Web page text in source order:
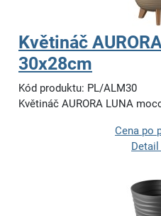
Květináč
30x28cm
Kód produktu: PL/ALM30
Květináč AURORA LUNA
Cena po